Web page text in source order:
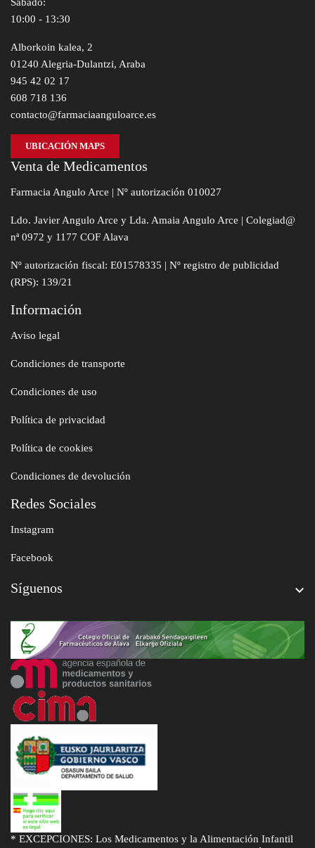
Sábado:
10:00 - 13:30
Alborkoin kalea, 2
01240 Alegria-Dulantzi, Araba
945 42 02 17
608 718 136
contacto@farmaciaanguloarce.es
UBICACIÓN MAPS
Venta de Medicamentos
Farmacia Angulo Arce | Nº autorización 010027
Ldo. Javier Angulo Arce y Lda. Amaia Angulo Arce | Colegiad@
nª 0972 y 1177 COF Alava
Nº autorización fiscal: E01578335 | Nº registro de publicidad
(RPS): 139/21
Información
Aviso legal
Condiciones de transporte
Condiciones de uso
Política de privacidad
Política de cookies
Condiciones de devolución
Redes Sociales
Instagram
Facebook
Síguenos 
* EXCEPCIONES: Los Medicamentos y la Alimentación Infantil